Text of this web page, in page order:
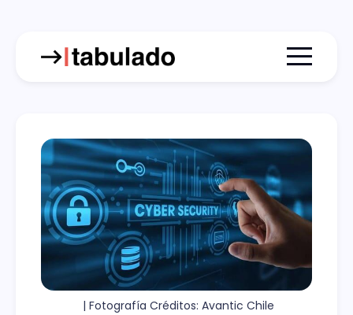
Menu
| Fotografía Créditos: Avantic Chile